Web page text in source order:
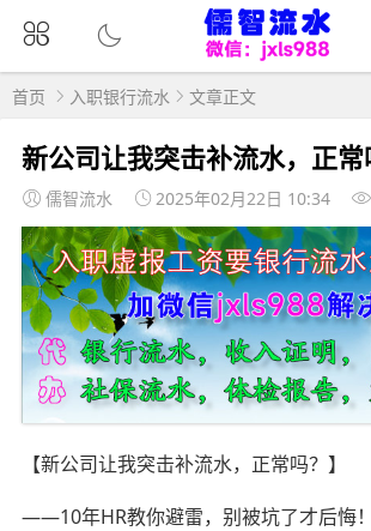
首页 入职银行流水 文章正文
新公司让我突击补流水，正常
儒智流水 2025年02月22日 10:34
【新公司让我突击补流水，正常吗？】
——10年HR教你避雷，别被坑了才后悔！